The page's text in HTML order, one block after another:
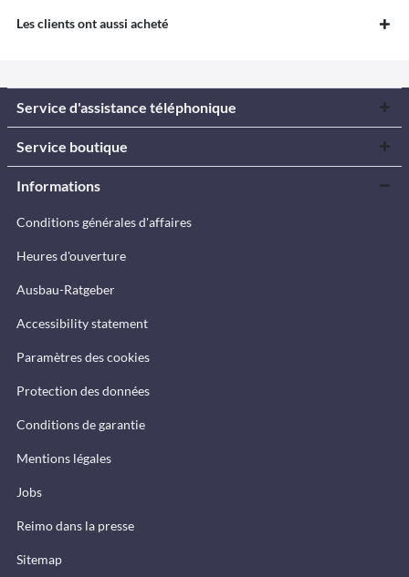
Les clients ont aussi acheté
Service d'assistance téléphonique
Service boutique
Informations
Conditions générales d'affaires
Heures d'ouverture
Ausbau-Ratgeber
Accessibility statement
Paramètres des cookies
Protection des données
Conditions de garantie
Mentions légales
Jobs
Reimo dans la presse
Sitemap